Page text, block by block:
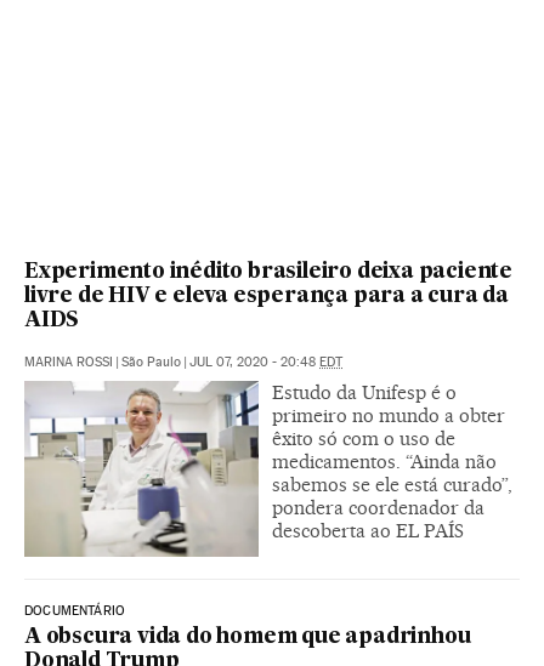
Experimento inédito brasileiro deixa paciente
livre de HIV e eleva esperança para a cura da
AIDS
MARINA ROSSI São Paulo JUL 07, 2020 - 20:48 EDT
Estudo da Unifesp é o
primeiro no mundo a obter
êxito só com o uso de
medicamentos. “Ainda não
sabemos se ele está curado”,
pondera coordenador da
descoberta ao EL PAÍS
DOCUMENTÁRIO
A obscura vida do homem que apadrinhou
Donald Trump